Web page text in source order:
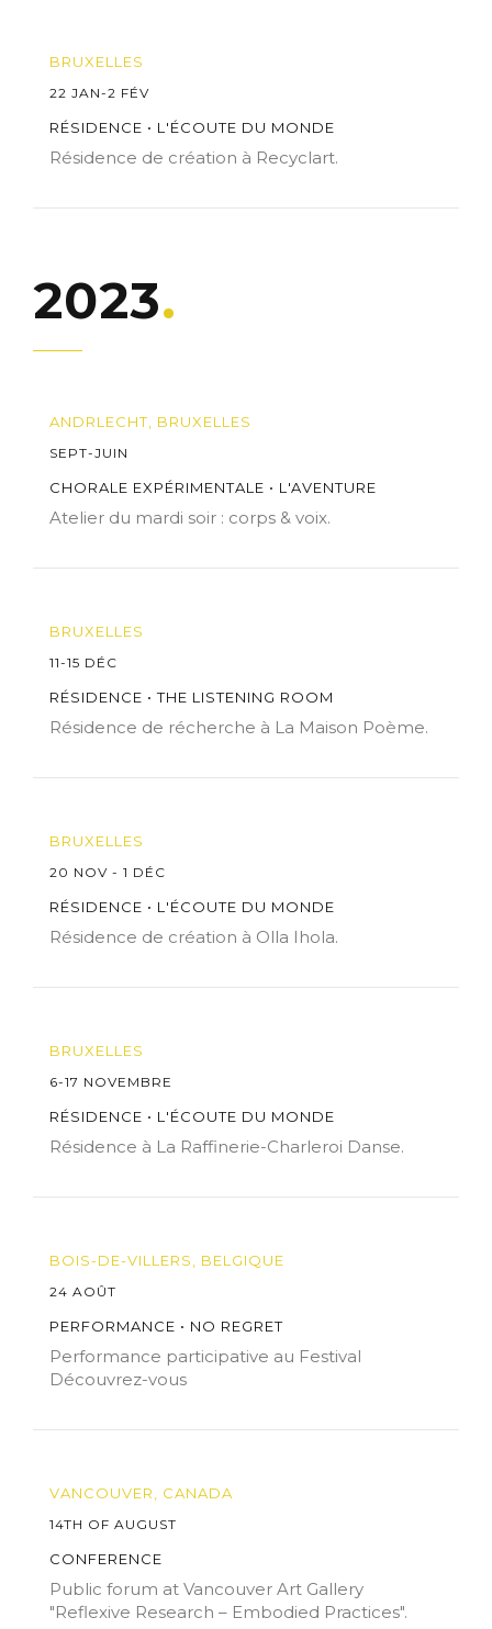
BRUXELLES
22 JAN-2 FÉV
RÉSIDENCE • L'ÉCOUTE DU MONDE
Résidence de création à Recyclart.
2023
ANDRLECHT, BRUXELLES
SEPT-JUIN
CHORALE EXPÉRIMENTALE • L'AVENTURE
Atelier du mardi soir : corps & voix.
BRUXELLES
11-15 DÉC
RÉSIDENCE • THE LISTENING ROOM
Résidence de récherche à La Maison Poème.
BRUXELLES
20 NOV - 1 DÉC
RÉSIDENCE • L'ÉCOUTE DU MONDE
Résidence de création à Olla Ihola.
BRUXELLES
6-17 NOVEMBRE
RÉSIDENCE • L'ÉCOUTE DU MONDE
Résidence à La Raffinerie-Charleroi Danse.
BOIS-DE-VILLERS, BELGIQUE
24 AOÛT
PERFORMANCE • NO REGRET
Performance participative au Festival
Découvrez-vous
VANCOUVER, CANADA
14TH OF AUGUST
CONFERENCE
Public forum at Vancouver Art Gallery
"Reflexive Research – Embodied Practices".